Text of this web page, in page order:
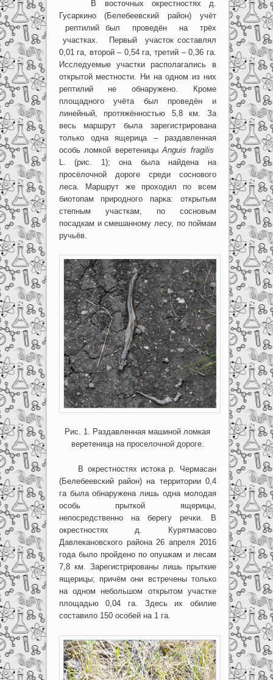
В восточных окрестностях д.
Гусаркино (Белебеевский район) учёт
рептилий был проведён на трёх
участках. Первый участок составлял
0,01 га, второй – 0,54 га, третий – 0,36 га.
Исследуемые участки располагались в
открытой местности. Ни на одном из них
рептилий не обнаружено. Кроме
площадного учёта был проведён и
линейный, протяжённостью 5,8 км. За
весь маршрут была зарегистрирована
только одна ящерица – раздавленная
особь ломкой веретеницыAnguis fragilis
L. (рис. 1); она была найдена на
просёлочной дороге среди соснового
леса. Маршрут же проходил по всем
биотопам природного парка: открытым
степным участкам, по сосновым
посадкам и смешанному лесу, по поймам
ручьёв.
Рис. 1. Раздавленная машиной ломкая
веретеница на проселочной дороге.
В окрестностях истока р. Чермасан
(Белебеевский район) на территории 0,4
га была обнаружена лишь одна молодая
особь прыткой ящерицы,
непосредственно на берегу речки. В
окрестностях д. Курятмасово
Давлекановского района 26 апреля 2016
года было пройдено по опушкам и лесам
7,8 км. Зарегистрированы лишь прыткие
ящерицы; причём они встречены только
на одном небольшом открытом участке
площадью 0,04 га. Здесь их обилие
составило 150 особей на 1 га.